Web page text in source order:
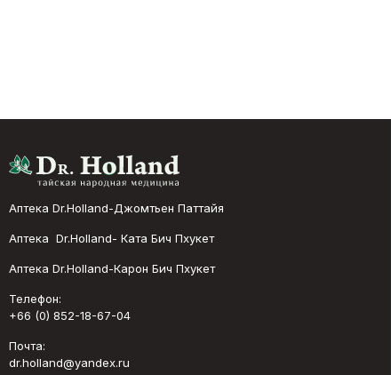
Аптека Dr.Holland-Джомтьен Паттайя
Аптека Dr.Holland- Ката Бич Пхукет
Аптека Dr.Holland-Карон Бич Пхукет
Телефон:
+66 (0) 852-18-67-04
Почта:
dr.holland@yandex.ru